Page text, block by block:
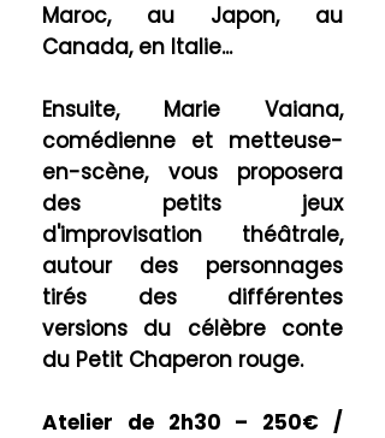
Maroc, au Japon, au
Canada, en Italie...
Ensuite, Marie Vaiana,
comédienne et metteuse-
en-scène, vous proposera
des petits jeux
d'improvisation théâtrale,
autour des personnages
tirés des différentes
versions du célèbre conte
du Petit Chaperon rouge.
Atelier de 2h30 – 250€ /